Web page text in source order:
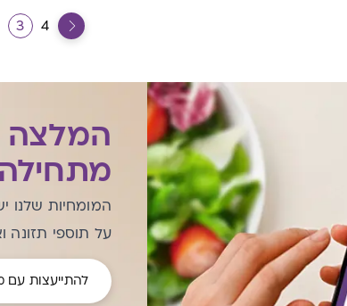
3 4
המלצה
המומחיות שלנו
על תוספי תזונה
להתייעצות עם